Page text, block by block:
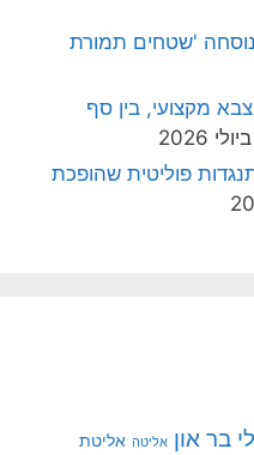
'שטחים תמורת
מקצועי, בין סף
פוליטית שהופכת
בר און אליטה אליטת